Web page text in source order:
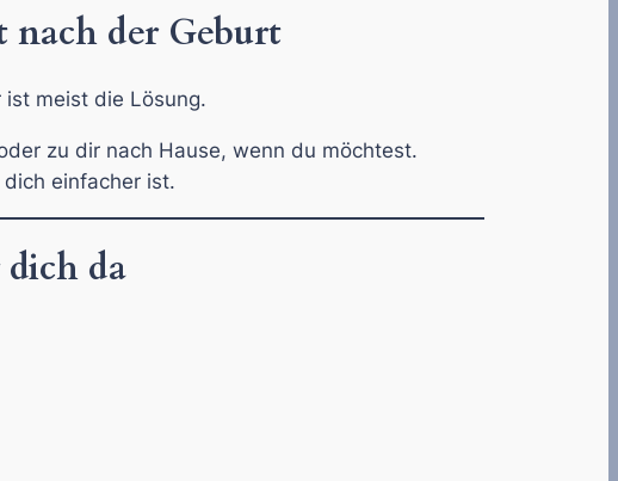
der Geburt
meist die Lösung.
zu dir nach Hause, wenn du möchtest.
einfacher ist.
da